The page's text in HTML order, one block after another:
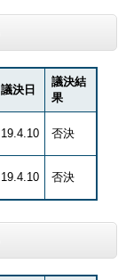
議決日
議決結
果
19.4.10 否決
19.4.10 否決